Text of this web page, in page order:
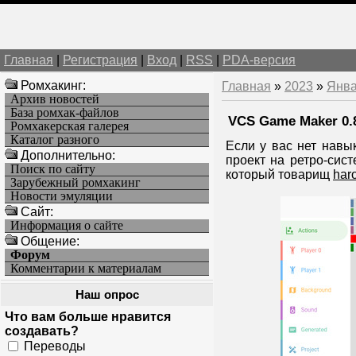
Главная Регистрация Вход RSS
PDA-версия
Ромхакинг:
Архив новостей
База ромхак-файлов
Ромхакерская галерея
Каталог разного
Дополнительно:
Поиск по сайту
Зарубежный ромхакинг
Новости эмуляции
Cайт:
Информация о сайте
Общение:
Форум
Комментарии к материалам
Наш опрос
Что вам больше нравится
создавать?
Переводы
Главная » 2023 »
VCS Game Maker
Если у вас нет
проект на ретро-
который товарищ